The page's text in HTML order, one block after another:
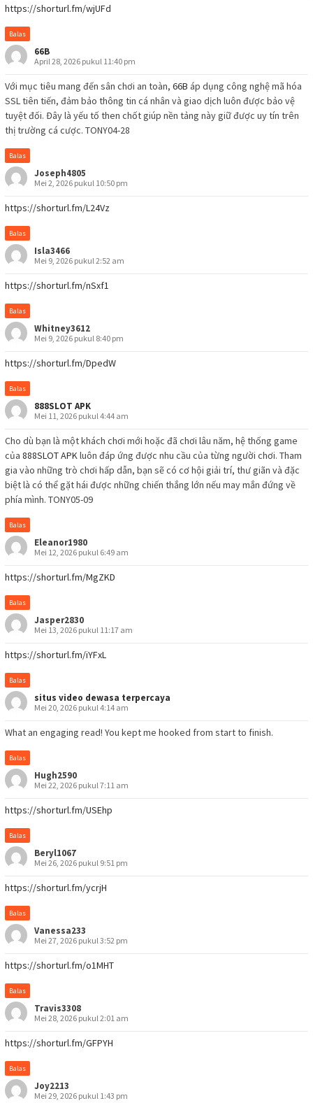
https://shorturl.fm/wjUFd
Balas
66B
April 28, 2026 pukul 11:40 pm
Với mục tiêu mang đến sân chơi an toàn, 66B áp dụng công nghệ mã hóa
SSL tiên tiến, đảm bảo thông tin cá nhân và giao dịch luôn được bảo vệ
tuyệt đối. Đây là yếu tố then chốt giúp nền tảng này giữ được uy tín trên
thị trường cá cược. TONY04-28
Balas
Joseph4805
Mei 2, 2026 pukul 10:50 pm
https://shorturl.fm/L24Vz
Balas
Isla3466
Mei 9, 2026 pukul 2:52 am
https://shorturl.fm/nSxf1
Balas
Whitney3612
Mei 9, 2026 pukul 8:40 pm
https://shorturl.fm/DpedW
Balas
888SLOT APK
Mei 11, 2026 pukul 4:44 am
Cho dù bạn là một khách chơi mới hoặc đã chơi lâu năm, hệ thống game
của 888SLOT APKluôn đáp ứng được nhu cầu của từng người chơi. Tham
gia vào những trò chơi hấp dẫn, bạn sẽ có cơ hội giải trí, thư giãn và đặc
biệt là có thể gặt hái được những chiến thắng lớn nếu may mắn đứng về
phía mình. TONY05-09
Balas
Eleanor1980
Mei 12, 2026 pukul 6:49 am
https://shorturl.fm/MgZKD
Balas
Jasper2830
Mei 13, 2026 pukul 11:17 am
https://shorturl.fm/iYFxL
Balas
situs video dewasa terpercaya
Mei 20, 2026 pukul 4:14 am
What an engaging read! You kept me hooked from start to finish.
Balas
Hugh2590
Mei 22, 2026 pukul 7:11 am
https://shorturl.fm/USEhp
Balas
Beryl1067
Mei 26, 2026 pukul 9:51 pm
https://shorturl.fm/ycrjH
Balas
Vanessa233
Mei 27, 2026 pukul 3:52 pm
https://shorturl.fm/o1MHT
Balas
Travis3308
Mei 28, 2026 pukul 2:01 am
https://shorturl.fm/GFPYH
Balas
Joy2213
Mei 29, 2026 pukul 1:43 pm